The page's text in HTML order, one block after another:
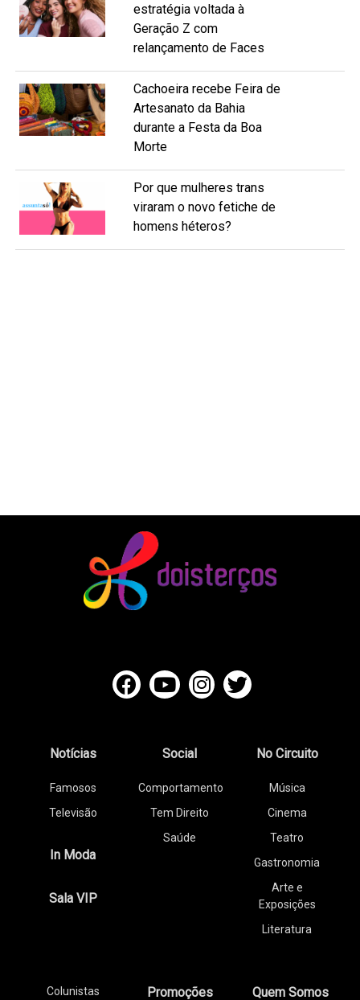
estratégia voltada à
Geração Z com
relançamento de Faces
Cachoeira recebe Feira de
Artesanato da Bahia
durante a Festa da Boa
Morte
Por que mulheres trans
viraram o novo fetiche de
homens héteros?
Notícias
Famosos
Televisão
In Moda
Sala VIP
Social
Comportamento
Tem Direito
Saúde
No Circuito
Música
Cinema
Teatro
Gastronomia
Arte e
Exposições
Literatura
Colunistas Promoções Quem Somos